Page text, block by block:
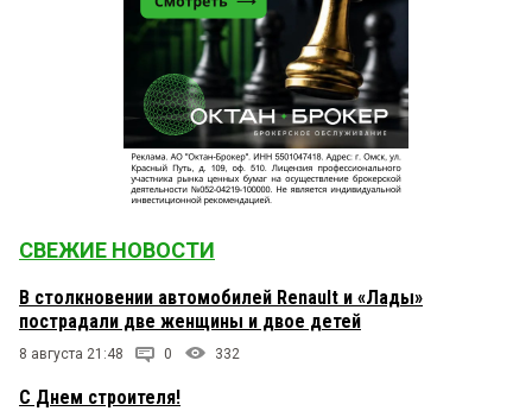
СВЕЖИЕ НОВОСТИ
В столкновении автомобилей Renault и «Лады»
пострадали две женщины и двое детей
8 августа 21:48 0 332
С Днем строителя!